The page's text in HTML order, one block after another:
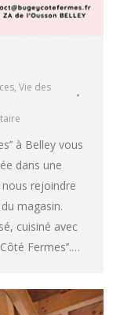
, Vie des
à Belley vous
dans une
rejoindre
magasin.
cuisiné avec
Fermes’’.…